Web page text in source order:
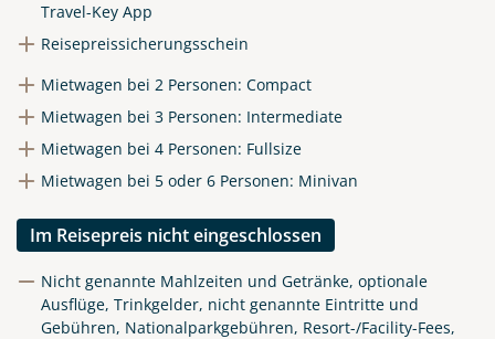
WhatsApp
Telegram
per E-Mail senden
Link kopieren
Travel-Key App
Reisepreissicherungsschein
Mietwagen bei 2 Personen: Compact
Mietwagen bei 3 Personen: Intermediate
Mietwagen bei 4 Personen: Fullsize
Mietwagen bei 5 oder 6 Personen: Minivan
Im Reisepreis nicht eingeschlossen
Nicht genannte Mahlzeiten und Getränke, optionale
Ausflüge, Trinkgelder, nicht genannte Eintritte und
Gebühren, Nationalparkgebühren, Resort-/Facility-Fees,